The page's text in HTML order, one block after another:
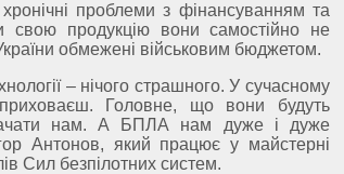
проблеми з фінансуванням та
свою продукцію вони самостійно не
обмежені військовим бюджетом.
– нічого страшного. У сучасному
Головне, що вони будуть
нам. А БПЛА нам дуже і дуже
Антонов, який працює у майстерні
Сил безпілотних систем.